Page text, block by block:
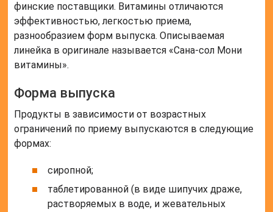
финские поставщики. Витамины отличаются
эффективностью, легкостью приема,
разнообразием форм выпуска. Описываемая
линейка в оригинале называется «Сана-сол Мони
витамины».
Форма выпуска
Продукты в зависимости от возрастных
ограничений по приему выпускаются в следующие
формах:
сиропной;
таблетированной (в виде шипучих драже,
растворяемых в воде, и жевательных